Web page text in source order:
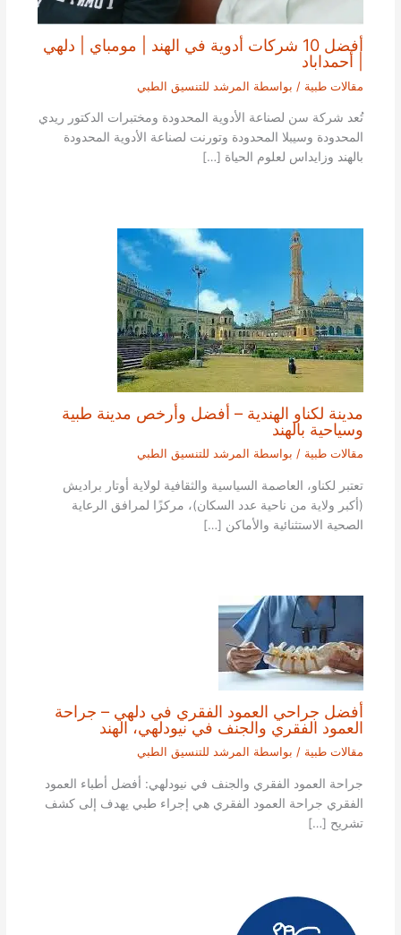
أفضل 10 شركات أدوية في الهند | مومباي | دلهي
| أحمداباد
مقالات طبية / بواسطة المرشد للتنسيق الطبي
تُعد شركة سن لصناعة الأدوية المحدودة ومختبرات الدكتور ريدي
المحدودة وسيبلا المحدودة وتورنت لصناعة الأدوية المحدودة
بالهند وزايداس لعلوم الحياة […]
مدينة لكناو الهندية – أفضل وأرخص مدينة طبية
وسياحية بالهند
مقالات طبية / بواسطة المرشد للتنسيق الطبي
تعتبر لكناو، العاصمة السياسية والثقافية لولاية أوتار براديش
(أكبر ولاية من ناحية عدد السكان)، مركزًا لمرافق الرعاية
الصحية الاستثنائية والأماكن […]
أفضل جراحي العمود الفقري في دلهي – جراحة
العمود الفقري والجنف في نيودلهي، الهند
مقالات طبية / بواسطة المرشد للتنسيق الطبي
جراحة العمود الفقري والجنف في نيودلهي: أفضل أطباء العمود
الفقري جراحة العمود الفقري هي إجراء طبي يهدف إلى كشف
تشريح […]